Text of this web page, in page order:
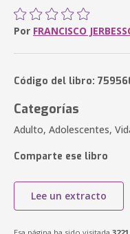
Por FRANCISCO
Código del libro:
Categorías
Adulto, Adolescentes,
Comparte ese libro
Lee un extracto